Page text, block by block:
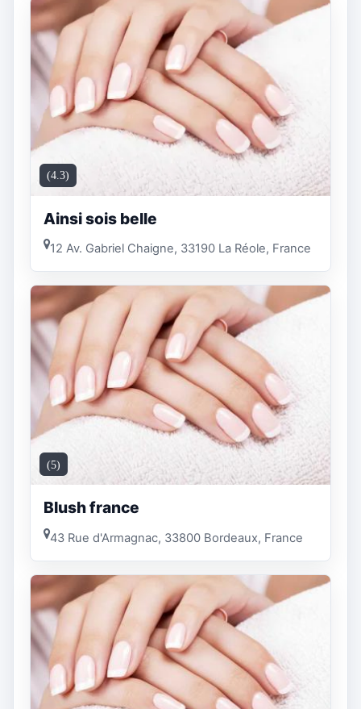
(4.3)
Ainsi sois belle
12 Av. Gabriel Chaigne, 33190 La Réole, France
(5)
Blush france
43 Rue d'Armagnac, 33800 Bordeaux, France